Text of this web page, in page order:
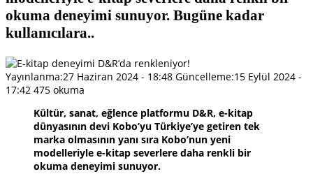
okuma deneyimi sunuyor. Bugüne kadar
kullanıcılara..
Yayınlanma:27 Haziran 2024 - 18:48 Güncelleme:15 Eylül 2024 -
17:42 475 okuma
Kültür, sanat, eğlence platformu D&R, e-kitap
dünyasının devi Kobo’yu Türkiye’ye getiren tek
marka olmasının yanı sıra Kobo’nun yeni
modelleriyle e-kitap severlere daha renkli bir
okuma deneyimi sunuyor.